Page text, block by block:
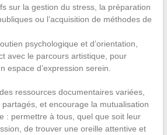
sur la gestion du stress, la préparation
ou l’acquisition de méthodes de
psychologique et d’orientation,
avec le parcours artistique, pour
espace d’expression serein.
ressources documentaires variées,
et encourage la mutualisation
: permettre à tous, quel que soit leur
de trouver une oreille attentive et